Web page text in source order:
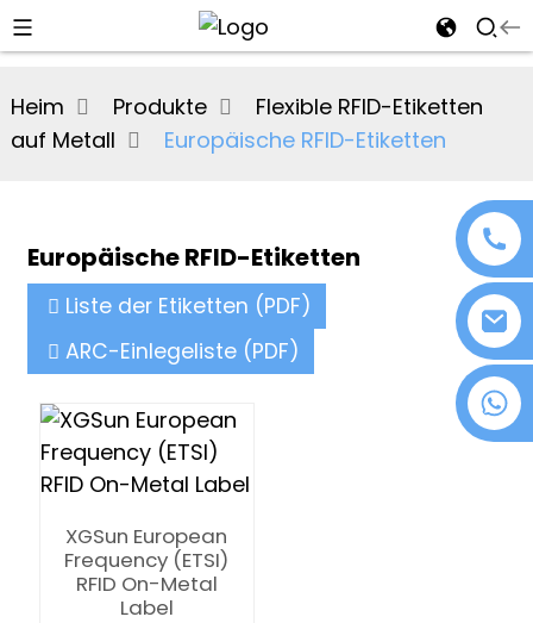
Heim Produkte
Flexible RFID-Etiketten
auf Metall
Europäische RFID-Etiketten
Europäische RFID-Etiketten
Liste der Etiketten (PDF)
ARC-Einlegeliste (PDF)
XGSun European
Frequency (ETSI)
RFID On-Metal
Label